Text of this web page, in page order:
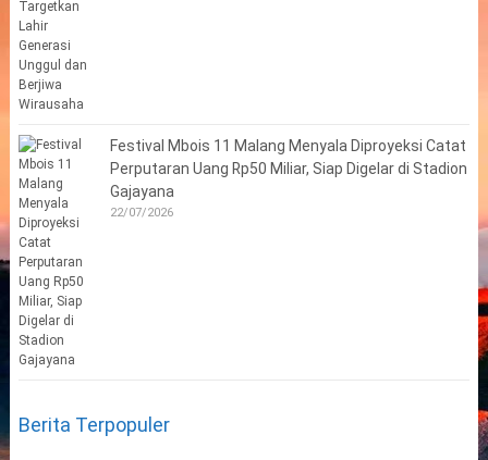
Festival Mbois 11 Malang Menyala Diproyeksi Catat
Perputaran Uang Rp50 Miliar, Siap Digelar di Stadion
Gajayana
22/07/2026
Berita Terpopuler